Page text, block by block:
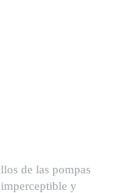
de las pompas
y